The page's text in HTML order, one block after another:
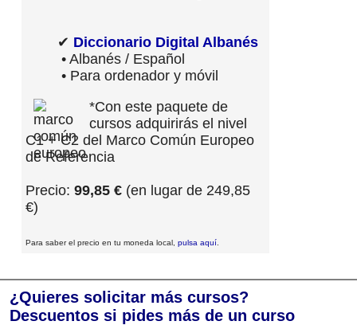
✔ Diccionario Digital Albanés
• Albanés / Español
• Para ordenador y móvil
*Con este paquete de
cursos adquirirás el nivel
C1 + C2 del Marco Común Europeo
de Referencia
Precio: 99,85 € (en lugar de 249,85
€)
Para saber el precio en tu moneda local, pulsa aquí
¿Quieres solicitar más cursos?
Descuentos si pides más de un curso